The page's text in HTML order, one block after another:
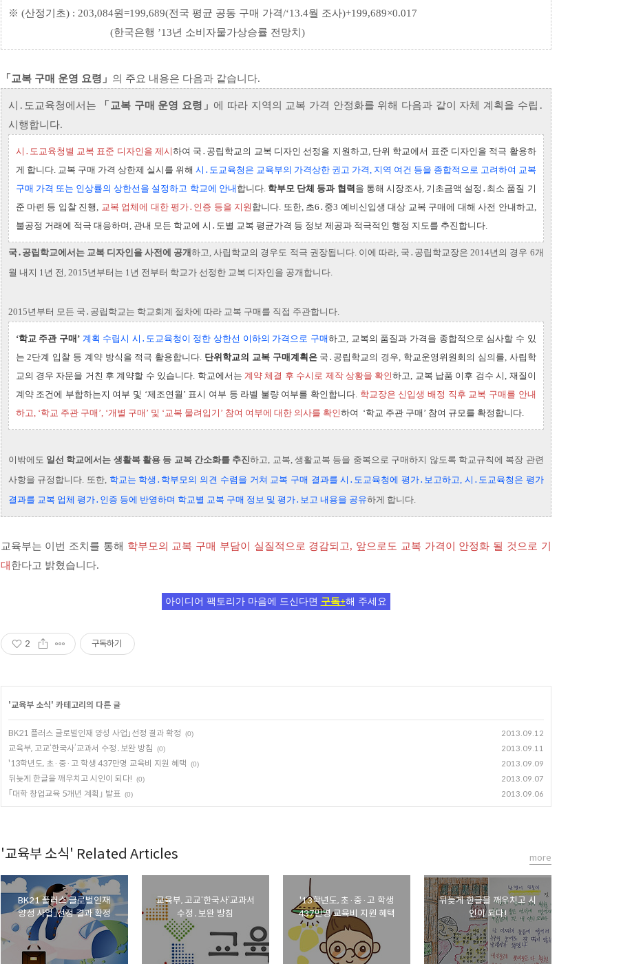
※ (산정기초) : 203,084원=199,689(전국 평균 공동 구매 가격/‘13.4월 조사)+199,689×0.017
(한국은행 ’13년 소비자물가상승률 전망치)
「교복 구매 운영 요령」 의 주요 내용은 다음과 같습니다.
시․도교육청에서는 「교복 구매 운영 요령」 에 따라 지역의 교복 가격 안정화를 위해 다음과 같이 자체 계획을 수립․
시행합니다.
시․도교육청별 교복 표준 디자인을 제시하여 국․공립학교의 교복 디자인 선정을 지원하고, 단위 학교에서 표준 디자인을 적극 활용하
게 합니다. 교복 구매 가격 상한제 실시를 위해 시․도교육청은 교육부의 가격상한 권고 가격, 지역 여건 등을 종합적으로 고려하여 교복
구매 가격 또는 인상률의 상한선을 설정하고 학교에 안내 합니다. 학부모 단체 등과 협력 을 통해 시장조사, 기초금액 설정․최소 품질 기
준 마련 등 입찰 진행, 교복 업체에 대한 평가․인증 등을 지원 합니다. 또한, 초6․중3 예비신입생 대상 교복 구매에 대해 사전 안내하고,
불공정 거래에 적극 대응하며, 관내 모든 학교에 시․도별 교복 평균가격 등 정보 제공과 적극적인 행정 지도를 추진합니다.
국․공립학교에서는 교복 디자인을 사전에 공개하고, 사립학교의 경우도 적극 권장됩니다. 이에 따라, 국․공립학교장은 2014년의 경우 6개
월 내지 1년 전, 2015년부터는 1년 전부터 학교가 선정한 교복 디자인을 공개합니다.
2015년부터 모든 국․공립학교는 학교회계 절차에 따라 교복 구매를 직접 주관합니다.
‘학교 주관 구매’ 계획 수립시 시․도교육청이 정한 상한선 이하의 가격으로 구매하고, 교복의 품질과 가격을 종합적으로 심사할 수 있
는 2단계 입찰 등 계약 방식을 적극 활용합니다. 단위학교의 교복 구매계획은국․공립학교의 경우, 학교운영위원회의 심의를, 사립학
교의 경우 자문을 거친 후 계약할 수 있습니다. 학교에서는 계약 체결 후 수시로 제작 상황을 확인하고, 교복 납품 이후 검수 시, 재질이
계약 조건에 부합하는지 여부 및 ‘제조연월’ 표시 여부 등 라벨 불량 여부를 확인합니다. 학교장은 신입생 배 정 직후 교복 구매를 안내
하고, ‘학교 주관 구매’, ‘개별 구매’ 및 ‘교복 물려입기’ 참여 여부에 대한 의사를 확인하여 ‘학교 주관 구매’ 참여 규모를 확정합니다.
이밖에도 일선 학교에서는 생활복 활용 등 교복 간소화를 추진하고, 교복, 생활교복 등을 중복으로 구매하지 않도록 학교규칙에 복장 관련
사항을 규정합니다. 또한,학교는 학생․학부모의 의견 수렴을 거쳐 교복 구매 결과를 시․도교육청에 평가․보고하고, 시․도교육청은 평가
결과를 교복 업체 평가․인증 등에 반영하며 학교별 교복 구매 정보 및 평가․보고 내용을 공유하게 합니다.
교육부는 이번 조치를 통해 학부모의 교복 구매 부담이 실질적으로 경감되고, 앞으로도 교복 가격이 안정화 될 것으로 기
대 한다고 밝혔습니다.
아이디어 팩토리가 마음에 드신다면 구독+해 주세요
2 구독하기
'교육부 소식' 카테고리의 다른 글
BK21 플러스 글로벌인재 양성 사업」선정 결과 확정 (0) 2013.09.12
교육부, 고교‘한국사’교과서 수정․보완 방침 (0) 2013.09.11
'13학년도, 초·중·고 학생 437만명 교육비 지원 혜택 (0) 2013.09.09
뒤늦게 한글을 깨우치고 시인이 되다! (0) 2013.09.07
｢대학 창업교육 5개년 계획｣ 발표 (0) 2013.09.06
'교육부 소식' Related Articles
BK21 플러스 글로벌인재
양성 사업」선정 결과 확정
교육부, 고교‘한국사’교과서
수정․보완 방침
'13학년도, 초·중·고 학생
437만명 교육비 지원 혜택
뒤늦게 한글을 깨우치고 시
인이 되다!
more